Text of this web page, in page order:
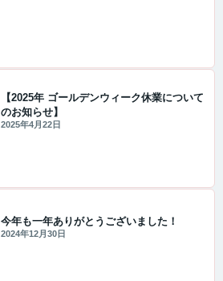
【2025年 ゴールデンウィーク休業について
のお知らせ】
2025年4月22日
今年も一年ありがとうございました！
2024年12月30日